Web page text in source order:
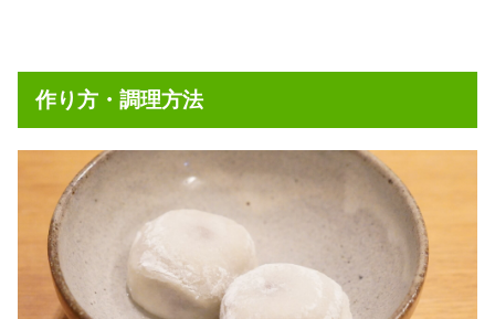
作り方・調理方法